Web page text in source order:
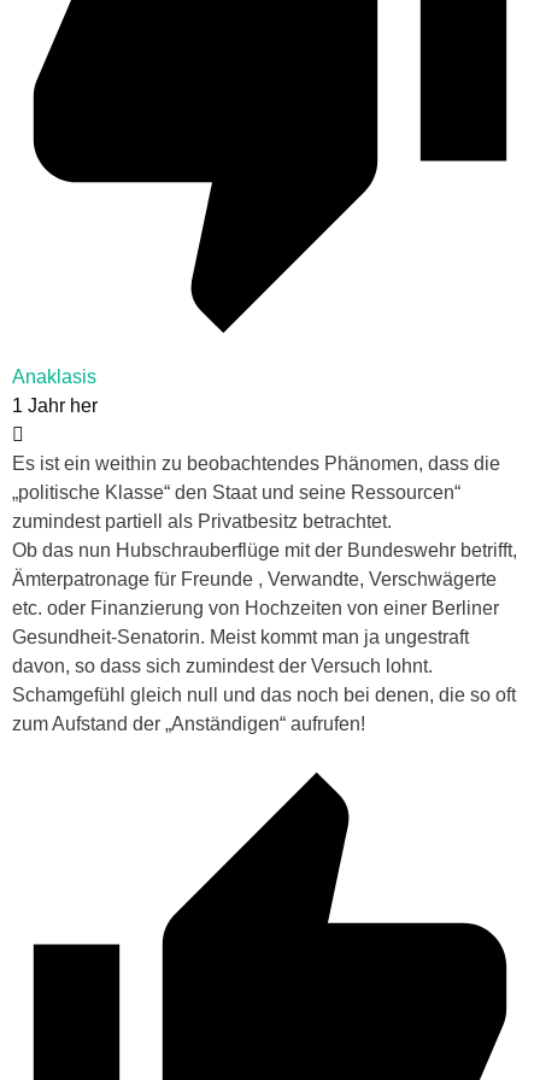
Anaklasis
1 Jahr her
Es ist ein weithin zu beobachtendes Phänomen, dass die
„politische Klasse“ den Staat und seine Ressourcen“
zumindest partiell als Privatbesitz betrachtet.
Ob das nun Hubschrauberflüge mit der Bundeswehr betrifft,
Ämterpatronage für Freunde , Verwandte, Verschwägerte
etc. oder Finanzierung von Hochzeiten von einer Berliner
Gesundheit-Senatorin. Meist kommt man ja ungestraft
davon, so dass sich zumindest der Versuch lohnt.
Schamgefühl gleich null und das noch bei denen, die so oft
zum Aufstand der „Anständigen“ aufrufen!